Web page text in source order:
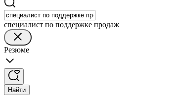
специалист по поддержке продаж
Резюме
Найти